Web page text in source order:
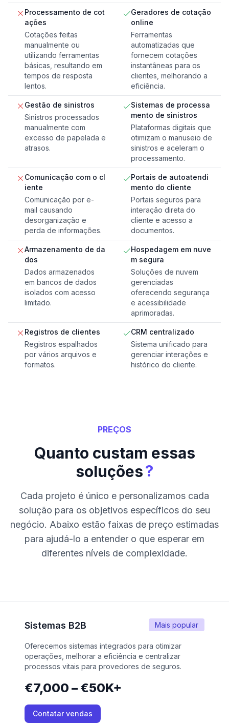
Processamento de cot
ações
Cotações feitas
manualmente ou
utilizando ferramentas
básicas, resultando em
tempos de resposta
lentos.
Geradores de cotação
online
Ferramentas
automatizadas que
fornecem cotações
instantâneas para os
clientes, melhorando a
eficiência.
Gestão de sinistros
Sinistros processados ​​
manualmente com
excesso de papelada e
atrasos.
Sistemas de processa
mento de sinistros
Plataformas digitais que
otimizam o manuseio de
sinistros e aceleram o
processamento.
Comunicação com o cl
iente
Comunicação por e-
mail causando
desorganização e
perda de informações.
Portais de autoatendi
mento do cliente
Portais seguros para
interação direta do
cliente e acesso a
documentos.
Armazenamento de da
dos
Dados armazenados
em bancos de dados
isolados com acesso
limitado.
Hospedagem em nuve
m segura
Soluções de nuvem
gerenciadas
oferecendo segurança
e acessibilidade
aprimoradas.
Registros de clientes
Registros espalhados
por vários arquivos e
formatos.
CRM centralizado
Sistema unificado para
gerenciar interações e
histórico do cliente.
PREÇOS
Quanto custam essas
soluções?
Cada projeto é único e personalizamos cada
solução para os objetivos específicos do seu
negócio. Abaixo estão faixas de preço estimadas
para ajudá-lo a entender o que esperar em
diferentes níveis de complexidade.
Mais popular
Sistemas B2B
Oferecemos sistemas integrados para otimizar
operações, melhorar a eficiência e centralizar
processos vitais para provedores de seguros.
€7,000 – €50K+
Contatar vendas